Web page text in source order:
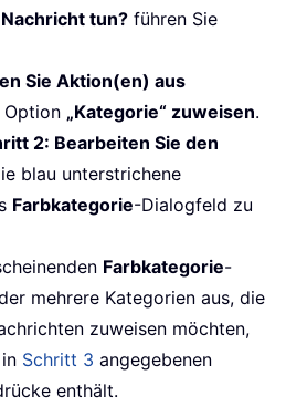
tun? führen Sie
Sie Aktion(en) aus
Option „Kategorie“ zuweisen.
2: Bearbeiten Sie den
blau unterstrichene
Farbkategorie-Dialogfeld zu
Farbkategorie-
mehrere Kategorien aus, die
zuweisen möchten,
Schritt 3 angegebenen
enthält.